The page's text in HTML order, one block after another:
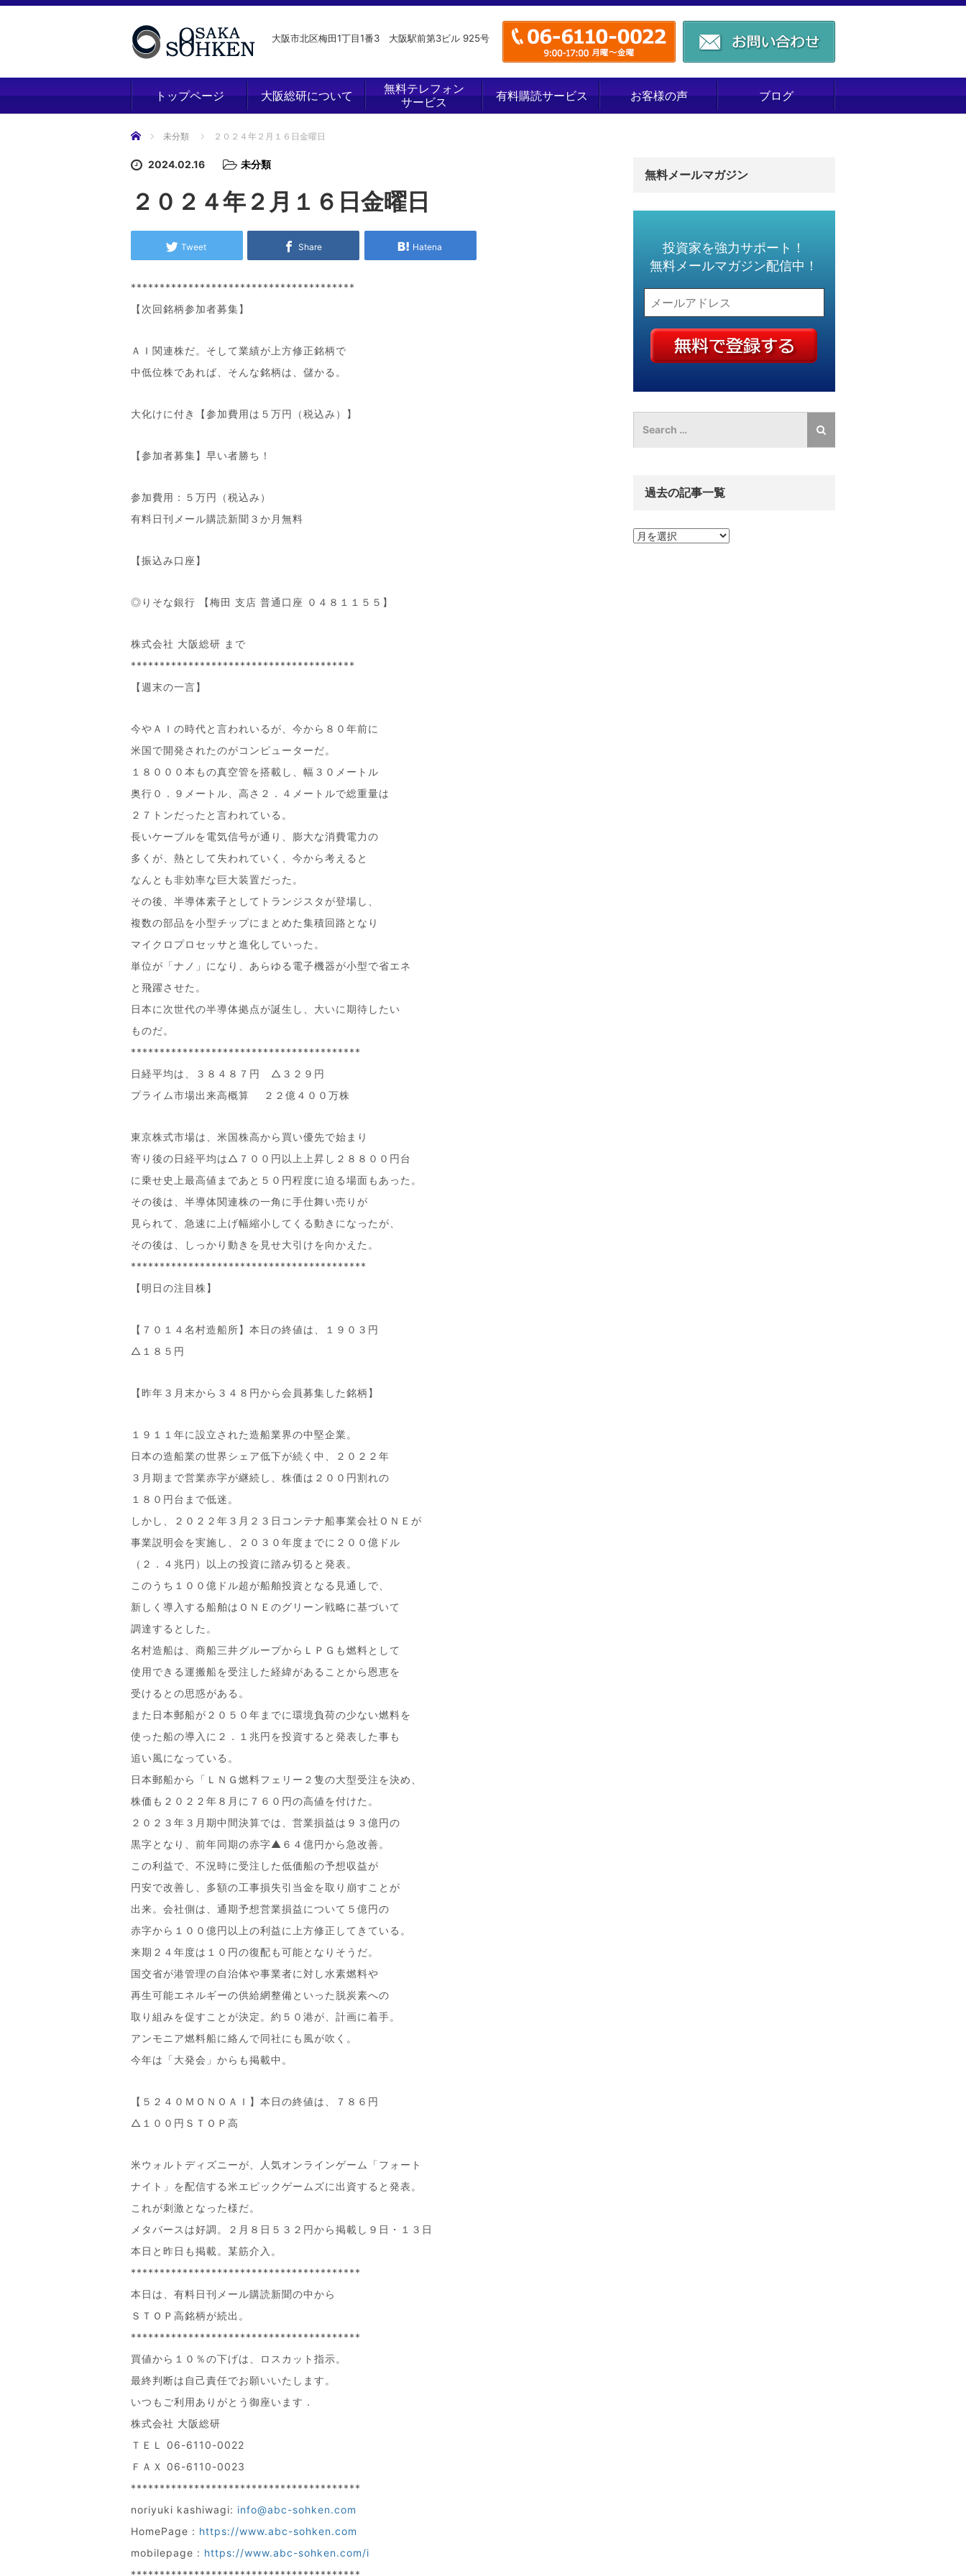
大阪市北区梅田1丁目1番3 大阪駅前第3ビル 925号
トップページ 大阪総研について
無料テレフォン
サービス
有料購読サービス お客様の声 ブログ
ホーム 未分類 ２０２４年２月１６日金曜日
2024.02.16 未分類
２０２４年２月１６日金曜日
Tweet Share Hatena
***************************************
【次回銘柄参加者募集】
ＡＩ関連株だ。そして業績が上方修正銘柄で
中低位株であれば、そんな銘柄は、儲かる。
大化けに付き【参加費用は５万円（税込み）】
【参加者募集】早い者勝ち！
参加費用：５万円（税込み）
有料日刊メール購読新聞３か月無料
【振込み口座】
◎りそな銀行 【梅田 支店 普通口座 ０４８１１５５】
株式会社 大阪総研 まで
***************************************
【週末の一言】
今やＡＩの時代と言われいるが、今から８０年前に
米国で開発されたのがコンピューターだ。
１８０００本もの真空管を搭載し、幅３０メートル
奥行０．９メートル、高さ２．４メートルで総重量は
２７トンだったと言われている。
長いケーブルを電気信号が通り、膨大な消費電力の
多くが、熱として失われていく、今から考えると
なんとも非効率な巨大装置だった。
その後、半導体素子としてトランジスタが登場し、
複数の部品を小型チップにまとめた集積回路となり
マイクロプロセッサと進化していった。
単位が「ナノ」になり、あらゆる電子機器が小型で省エネ
と飛躍させた。
日本に次世代の半導体拠点が誕生し、大いに期待したい
ものだ。
****************************************
日経平均は、３８４８７円 △３２９円
プライム市場出来高概算 ２２億４００万株
東京株式市場は、米国株高から買い優先で始まり
寄り後の日経平均は△７００円以上上昇し２８８００円台
に乗せ史上最高値まであと５０円程度に迫る場面もあった。
その後は、半導体関連株の一角に手仕舞い売りが
見られて、急速に上げ幅縮小してくる動きになったが、
その後は、しっかり動きを見せ大引けを向かえた。
*****************************************
【明日の注目株】
【７０１４名村造船所】本日の終値は、１９０３円
△１８５円
【昨年３月末から３４８円から会員募集した銘柄】
１９１１年に設立された造船業界の中堅企業。
日本の造船業の世界シェア低下が続く中、２０２２年
３月期まで営業赤字が継続し、株価は２００円割れの
１８０円台まで低迷。
しかし、２０２２年３月２３日コンテナ船事業会社ＯＮＥが
事業説明会を実施し、２０３０年度までに２００億ドル
（２．４兆円）以上の投資に踏み切ると発表。
このうち１００億ドル超が船舶投資となる見通しで、
新しく導入する船舶はＯＮＥのグリーン戦略に基づいて
調達するとした。
名村造船は、商船三井グループからＬＰＧも燃料として
使用できる運搬船を受注した経緯があることから恩恵を
受けるとの思惑がある。
また日本郵船が２０５０年までに環境負荷の少ない燃料を
使った船の導入に２．１兆円を投資すると発表した事も
追い風になっている。
日本郵船から「ＬＮＧ燃料フェリー２隻の大型受注を決め、
株価も２０２２年８月に７６０円の高値を付けた。
２０２３年３月期中間決算では、営業損益は９３億円の
黒字となり、前年同期の赤字▲６４億円から急改善。
この利益で、不況時に受注した低価船の予想収益が
円安で改善し、多額の工事損失引当金を取り崩すことが
出来。会社側は、通期予想営業損益について５億円の
赤字から１００億円以上の利益に上方修正してきている。
来期２４年度は１０円の復配も可能となりそうだ。
国交省が港管理の自治体や事業者に対し水素燃料や
再生可能エネルギーの供給網整備といった脱炭素への
取り組みを促すことが決定。約５０港が、計画に着手。
アンモニア燃料船に絡んで同社にも風が吹く。
今年は「大発会」からも掲載中。
【５２４０ＭＯＮＯＡＩ】本日の終値は、７８６円
△１００円ＳＴＯＰ高
米ウォルトディズニーが、人気オンラインゲーム「フォート
ナイト」を配信する米エピックゲームズに出資すると発表。
これが刺激となった様だ。
メタバースは好調。２月８日５３２円から掲載し９日・１３日
本日と昨日も掲載。某筋介入。
****************************************
本日は、有料日刊メール購読新聞の中から
ＳＴＯＰ高銘柄が続出。
****************************************
買値から１０％の下げは、ロスカット指示。
最終判断は自己責任でお願いいたします。
いつもご利用ありがとう御座います．
株式会社 大阪総研
ＴＥＬ 06-6110-0022
ＦＡＸ 06-6110-0023
****************************************
noriyuki kashiwagi: info@abc-sohken.com
HomePage : https://www.abc-sohken.com
mobilepage : https://www.abc-sohken.com/i
無料メールマガジン
投資家を強力サポート！
無料メールマガジン配信中！
過去の記事一覧
過